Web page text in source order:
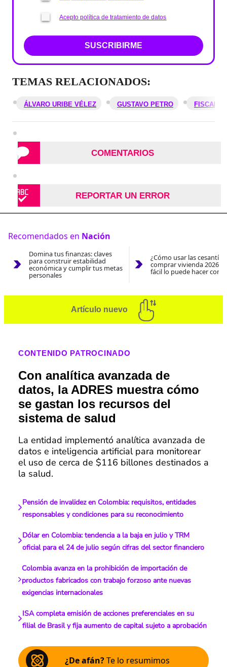
Acepto política de tratamiento de datos
SUSCRIBIRME
TEMAS RELACIONADOS:
ÁLVARO URIBE VÉLEZ GUSTAVO PETRO FISCALÍA
COMENTARIOS
REPORTAR UN ERROR
Recomendados en Nación
Domina tus finanzas: claves
para construir estabilidad
económica y cumplir tus metas
personales
¿Cómo usar las
comprar vivienda 2026?
fácil lo puede hacer con
Artículo nuevo
CONTENIDO PATROCINADO
Con analítica avanzada de
datos, la ADRES muestra cómo
se gastan los recursos del
sistema de salud
La entidad implementó analítica avanzada de
datos e inteligencia artificial para monitorear
el uso de cerca de $116 billones destinados a
la salud.
Pensión de invalidez en Colombia: requisitos, entidades
responsables y condiciones para su reconocimiento
Dólar en Colombia: tendencia a la baja en julio y TRM
oficial para el 24 de julio según cifras del sector financiero
Colombia avanza en la prohibición de importación de
productos fabricados con trabajo forzoso ante nuevas
exigencias internacionales
ISA completa emisión de acciones preferenciales en su
filial de Brasil y fija aumento de capital sujeto a aprobación
¿De afán?Te lo resumimos